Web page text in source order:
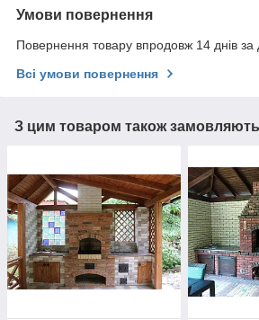
Умови повернення
Повернення товару впродовж 14 днів за
Всі умови повернення
З цим товаром також замовляють